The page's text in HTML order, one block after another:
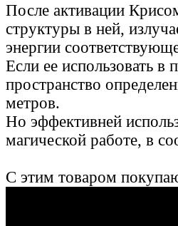
После активации
структуры в ней,
энергии
Если ее использовать в
пространство
метров.
Но эффективней
магической работе, в
С этим товаром